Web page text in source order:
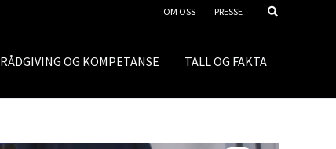
OM OSS PRESSE
RÅDGIVING OG KOMPETANSE TALL OG FAKTA